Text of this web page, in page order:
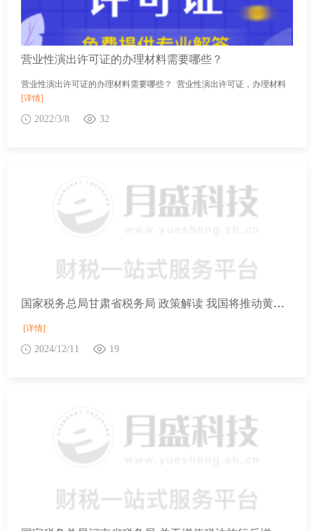
营业性演出许可证的办理材料需要哪些？
营业性演出许可证的办理材料需要哪些？ 营业性演出许可证，办理材料
[详情]
2022/3/8 32
国家税务总局甘肃省税务局 政策解读 我国将推动黄河流域生态环境质量稳步提升
[详情]
2024/12/11 19